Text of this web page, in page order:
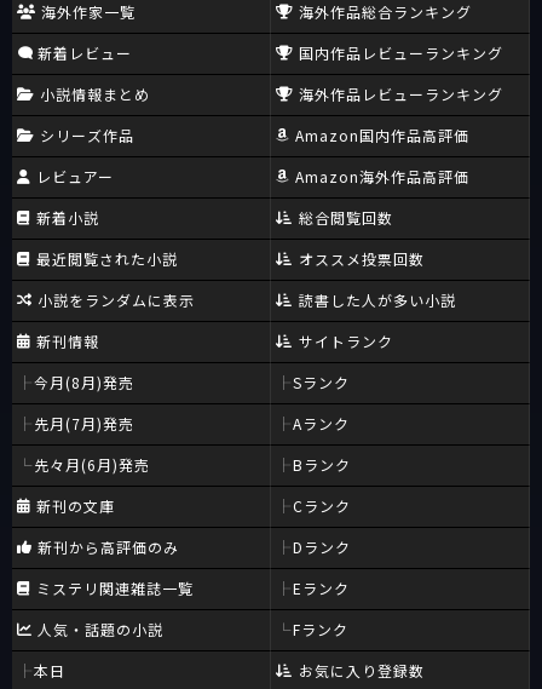
海外作家一覧
新着レビュー
小説情報まとめ
シリーズ作品
レビュアー
新着小説
最近閲覧された小説
小説をランダムに表示
新刊情報
今月(8月)発売
先月(7月)発売
先々月(6月)発売
新刊の文庫
新刊から高評価のみ
ミステリ関連雑誌一覧
人気・話題の小説
本日
海外作品総合ランキング
国内作品レビューランキング
海外作品レビューランキング
Amazon国内作品高評価
Amazon海外作品高評価
総合閲覧回数
オススメ投票回数
読書した人が多い小説
サイトランク
Sランク
Aランク
Bランク
Cランク
Dランク
Eランク
Fランク
お気に入り登録数